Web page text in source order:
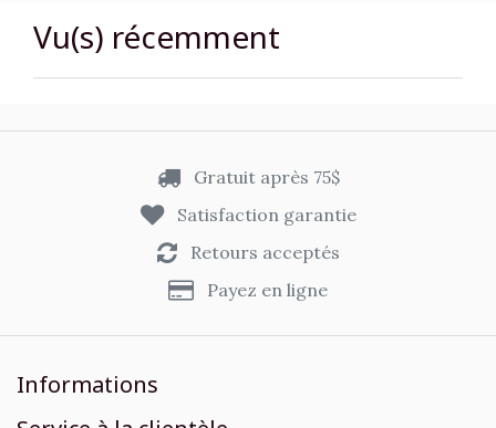
Vu(s) récemment
Gratuit après 75$
Satisfaction garantie
Retours acceptés
Payez en ligne
Informations